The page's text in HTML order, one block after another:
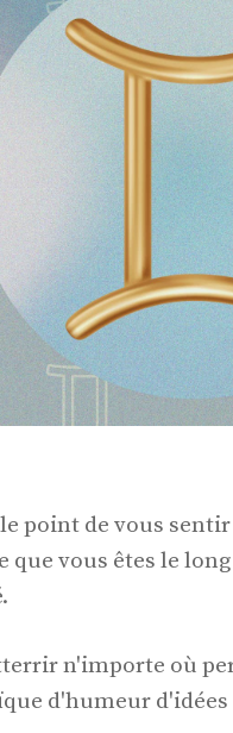
point de vous
vous êtes le
n'importe où
d'humeur d'idées